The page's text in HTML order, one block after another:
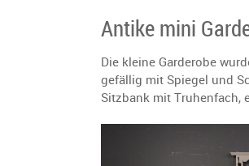
Antike mini
Die kleine Garderobe
gefällig mit Spiegel und
Sitzbank mit Truhenfach,